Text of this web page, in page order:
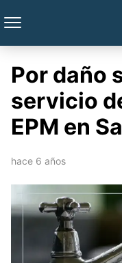
Por daño
servicio
EPM en
hace 6 años